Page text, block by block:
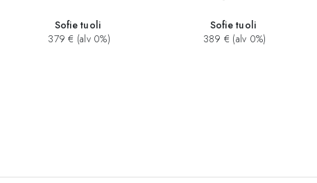
Sofie tuoli
379 € (alv 0%)
Sofie tuoli
389 € (alv 0%)